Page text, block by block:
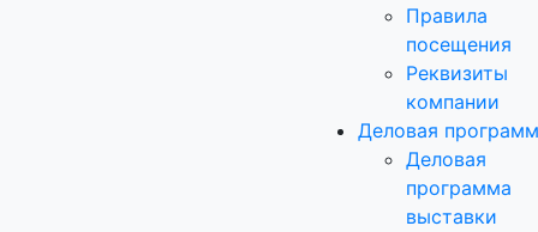
Правила
посещения
Реквизиты
компании
Деловая
Деловая
программа
выставки